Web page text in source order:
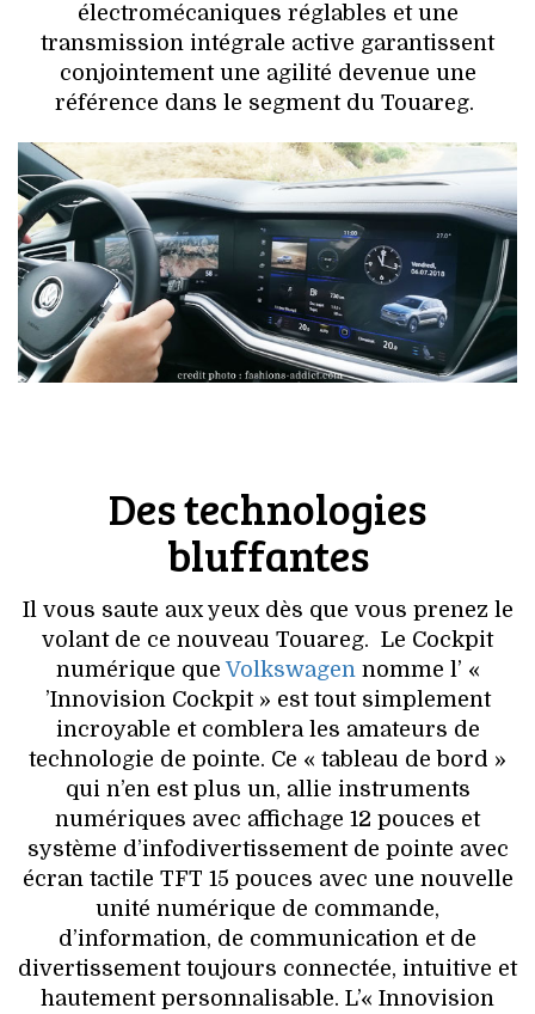
électromécaniques réglables et une
transmission intégrale active garantissent
conjointement une agilité devenue une
référence dans le segment du Touareg.
Des technologies
bluffantes
Il vous saute aux yeux dès que vous prenez le
volant de ce nouveau Touareg. Le Cockpit
numérique queVolkswagen nomme l’ «
’Innovision Cockpit » est tout simplement
incroyable et comblera les amateurs de
technologie de pointe. Ce « tableau de bord »
qui n’en est plus un, allie instruments
numériques avec affichage 12 pouces et
système d’infodivertissement de pointe avec
écran tactile TFT 15 pouces avec une nouvelle
unité numérique de commande,
d’information, de communication et de
divertissement toujours connectée, intuitive et
hautement personnalisable. L’« Innovision